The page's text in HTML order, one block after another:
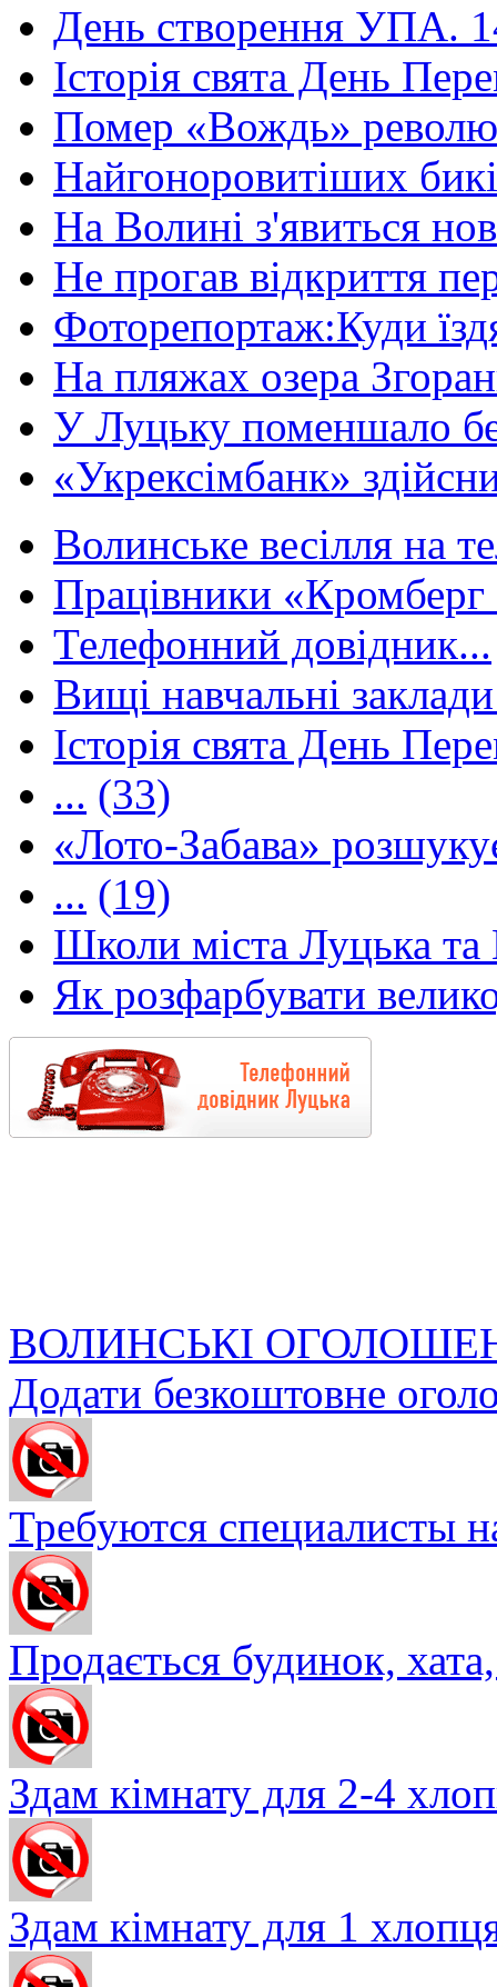
День створення УПА.
Історія свята День
Помер «Вождь»
Найгоноровитіших
На Волині з'явиться
Не прогав відкриття
Фоторепортаж:Куди
На пляжах озера
У Луцьку поменшало
«Укрексімбанк»
Волинське весілля на
Працівники
Телефонний довідник...
Вищі навчальні
Історія свята День
... (33)
«Лото-Забава»
... (19)
Школи міста Луцька та
Як розфарбувати
ВОЛИНСЬКІ
Додати безкоштовне
Требуются специалисты
Продається будинок,
Здам кімнату для 2-4
Здам кімнату для 1